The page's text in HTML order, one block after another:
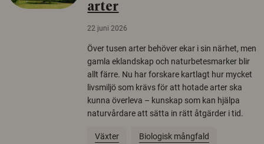
arter
22 juni 2026
Över tusen arter behöver ekar i sin närhet, men
gamla eklandskap och naturbetesmarker blir
allt färre. Nu har forskare kartlagt hur mycket
livsmiljö som krävs för att hotade arter ska
kunna överleva – kunskap som kan hjälpa
naturvårdare att sätta in rätt åtgärder i tid.
Växter Biologisk mångfald